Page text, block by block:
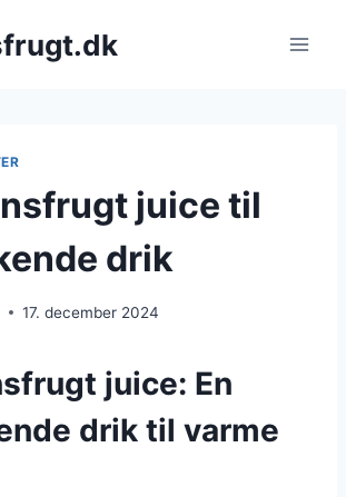
juice til
drik
17. december 2024
juice: En
drik til varme